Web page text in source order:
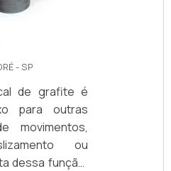
- SP
de grafite é
para outras
movimentos,
ou
dessa função,